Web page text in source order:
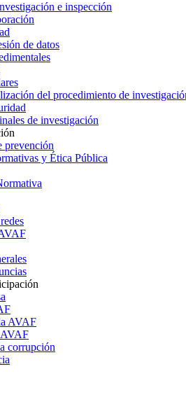
e inspección
de datos
del procedimiento de
de investigación
prevención
y Ética Pública
AVAF
corrupción